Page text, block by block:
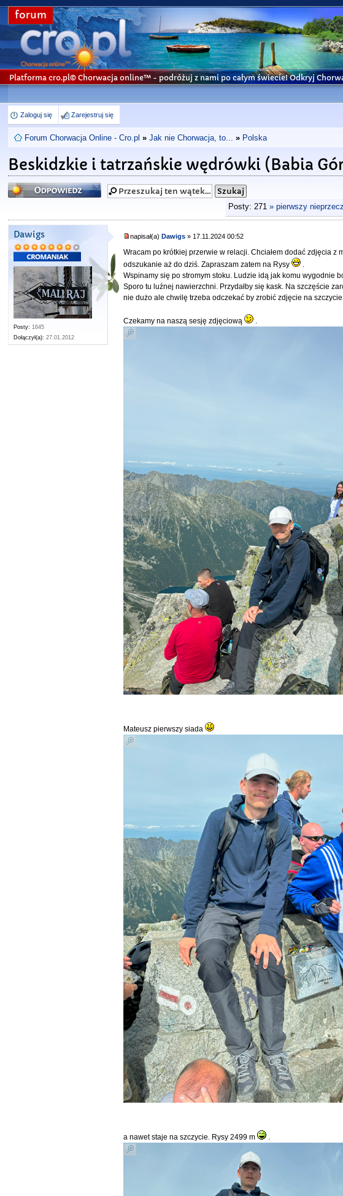
forum
Platforma cro.pl© Chorwacja online™ - podróżuj z nami po całym świecie! Odkryj
Zaloguj się Zarejestruj się
Forum Chorwacja Online - Cro.pl » Jak nie Chorwacja, to... » Polska
Beskidzkie i tatrzańskie wędrówki (Babia
Odpowiedz
Posty: 271 » pierwszy
Dawigs
Posty: 1645
Dołączył(a): 27.01.2012
napisał(a)Dawigs » 17.11.2024 00:52
Wracam po krótkiej przerwie w relacji. Chciałem dodać zdjęcia
odszukanie aż do dziś. Zapraszam zatem na Rysy
.
Wspinamy się po stromym stoku. Ludzie idą jak komu wygodnie
Sporo tu luźnej nawierzchni. Przydałby się kask. Na szczęście
nie dużo ale chwilę trzeba odczekać by zrobić zdjęcie na
Czekamy na naszą sesję zdjęciową .
Mateusz pierwszy siada
a nawet staje na szczycie. Rysy 2499 m .